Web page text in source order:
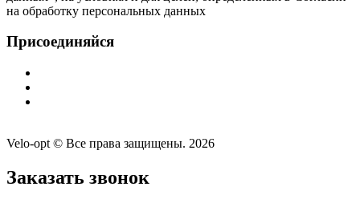
на обработку персональных данных
Присоединяйся
Velo-opt © Все права защищены. 2026
Заказать звонок